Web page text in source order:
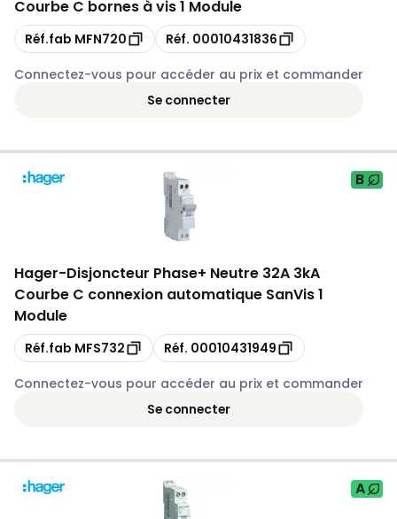
Courbe C bornes à vis 1 Module
Copie
Réf.fab MFN720 Copie
Réf. 00010431836
Connectez-vous pour accéder au prix et commander
Se connecter
B
Hager-Disjoncteur Phase+ Neutre 32A 3kA
Courbe C connexion automatique SanVis 1
Module
Copie
Réf.fab MFS732 Copie
Réf. 00010431949
Connectez-vous pour accéder au prix et commander
Se connecter
A